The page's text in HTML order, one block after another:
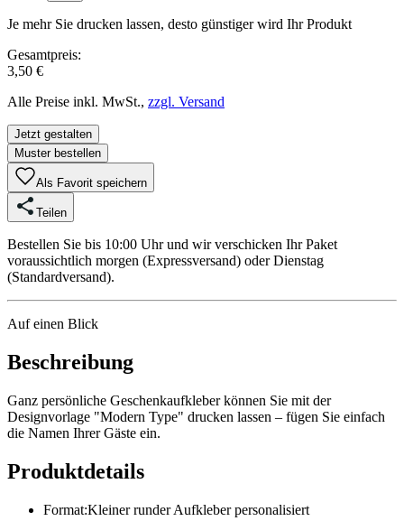
Je mehr Sie drucken lassen, desto günstiger wird Ihr Produkt
Gesamtpreis:
3,50 €
Alle Preise inkl. MwSt., zzgl. Versand
Jetzt gestalten
Muster bestellen
Als Favorit speichern
Teilen
Bestellen Sie bis 10:00 Uhr und wir verschicken Ihr Paket
voraussichtlich morgen (Expressversand) oder Dienstag
(Standardversand).
Auf einen Blick
Beschreibung
Ganz persönliche Geschenkaufkleber können Sie mit der
Designvorlage "Modern Type" drucken lassen – fügen Sie einfach
die Namen Ihrer Gäste ein.
Produktdetails
Format:Kleiner runder Aufkleber personalisiert